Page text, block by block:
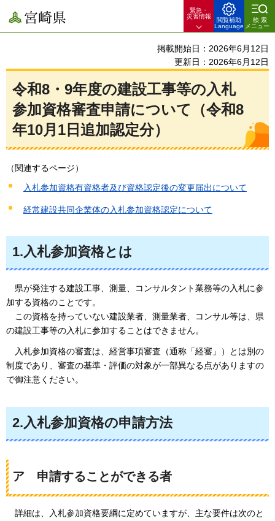
宮崎県
緊急・
災害情報
閲覧補助
Language
検索
メニュー
掲載開始日：2026年6月12日
更新日：2026年6月12日
令和8・9年度の建設工事等の入札
参加資格審査申請について（令和8
年10月1日追加認定分）
（関連するページ）
入札参加資格有資格者及び資格認定後の変更届出について
経常建設共同企業体の入札参加資格認定について
1.入札参加資格とは
県が発注する建設工事、測量、コンサルタント業務等の入札に参
加する資格のことです。
この資格を持っていない建設業者、測量業者、コンサル等は、県
の建設工事等の入札に参加することはできません。
入札参加資格の審査は、経営事項審査（通称「経審」）とは別の
制度であり、審査の基準・評価の対象が一部異なる点がありますの
で御注意ください。
2.入札参加資格の申請方法
ア 申請することができる者
詳細は、
入札参加資格要綱に定めていますが、主な要件は次のと